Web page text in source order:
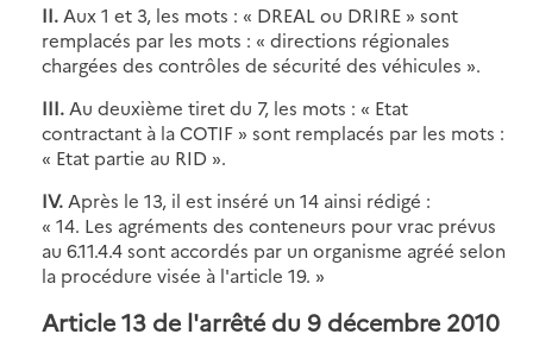
II. Aux 1 et 3, les mots : « DREAL ou DRIRE » sont
remplacés par les mots : « directions régionales
chargées des contrôles de sécurité des véhicules ».
III. Au deuxième tiret du 7, les mots : « Etat
contractant à la COTIF » sont remplacés par les mots :
« Etat partie au RID ».
IV. Après le 13, il est inséré un 14 ainsi rédigé :
« 14. Les agréments des conteneurs pour vrac prévus
au 6.11.4.4 sont accordés par un organisme agréé selon
la procédure visée à l'article 19. »
Article 13 de l'arrêté du 9 décembre 2010